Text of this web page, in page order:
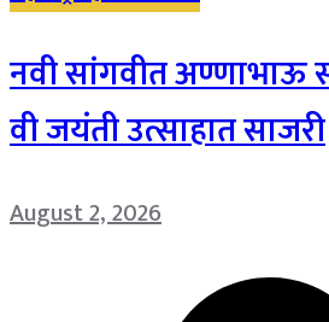
नवी सांगवीत अण्णाभाऊ
वी जयंती उत्साहात साजरी
August 2, 2026